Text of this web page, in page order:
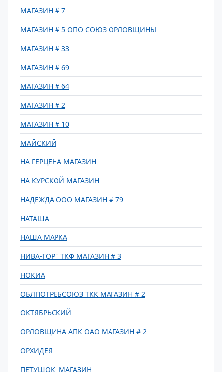
МАГАЗИН # 7
МАГАЗИН # 5 ОПО СОЮЗ ОРЛОВЩИНЫ
МАГАЗИН # 33
МАГАЗИН # 69
МАГАЗИН # 64
МАГАЗИН # 2
МАГАЗИН # 10
МАЙСКИЙ
НА ГЕРЦЕНА МАГАЗИН
НА КУРСКОЙ МАГАЗИН
НАДЕЖДА ООО МАГАЗИН # 79
НАТАША
НАША МАРКА
НИВА-ТОРГ ТКФ МАГАЗИН # 3
НОКИА
ОБЛПОТРЕБСОЮЗ ТКК МАГАЗИН # 2
ОКТЯБРЬСКИЙ
ОРЛОВЩИНА АПК ОАО МАГАЗИН # 2
ОРХИДЕЯ
ПЕТУШОК, МАГАЗИН